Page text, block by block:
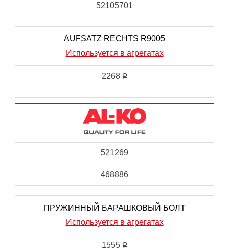
52105701
AUFSATZ RECHTS R9005
Используется в агрегатах
2268 i
521269
468886
ПРУЖИННЫЙ БАРАШКОВЫЙ БОЛТ
Используется в агрегатах
1555 i